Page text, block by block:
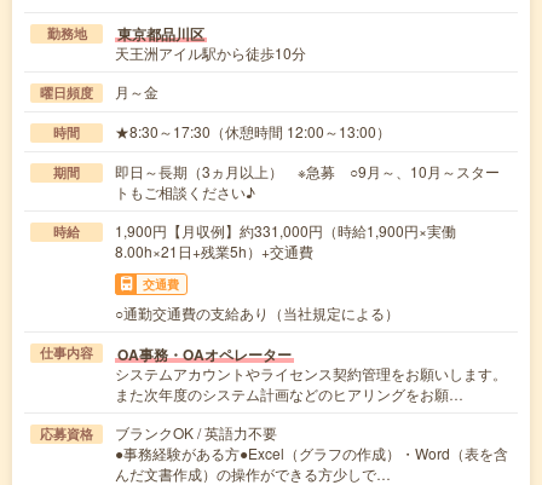
勤務地 東京都品川区
天王洲アイル駅から徒歩10分
曜日頻度 月～金
時間 ★8:30～17:30（休憩時間 12:00～13:00）
期間
即日～長期（3ヵ月以上） ※急募 ○9月～、10月～スター
トもご相談ください♪
時給
1,900円【月収例】約331,000円（時給1,900円×実働
8.00h×21日+残業5h）+交通費
交通費
○通勤交通費の支給あり（当社規定による）
仕事内容 OA事務・OAオペレーター
システムアカウントやライセンス契約管理をお願いします。
また次年度のシステム計画などのヒアリングをお願…
応募資格
ブランクOK / 英語力不要
●事務経験がある方●Excel（グラフの作成）・Word（表を含
んだ文書作成）の操作ができる方少しで…